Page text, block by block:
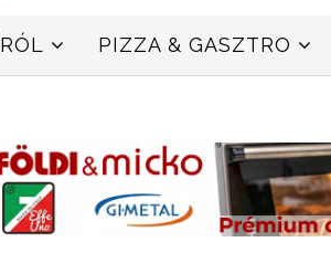
PIZZA & GASZTRO